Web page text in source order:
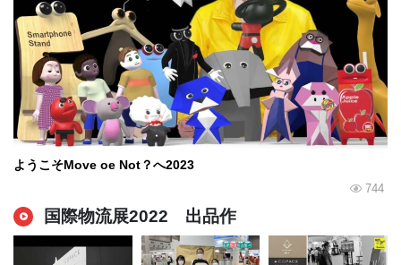
ようこそMove oe Not？へ2023
744
国際物流展2022 出品作